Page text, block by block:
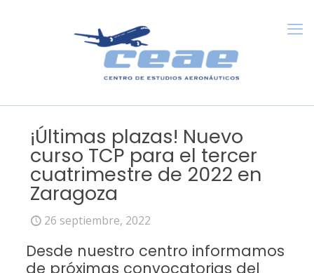
¡Últimas plazas! Nuevo
curso TCP para el tercer
cuatrimestre de 2022 en
Zaragoza
26 septiembre, 2022
Desde nuestro centro informamos
de próximas convocatorias del